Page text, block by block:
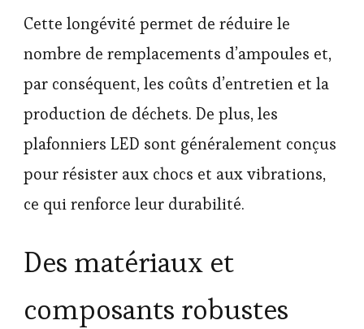
Cette longévité permet de réduire le
nombre de remplacements d’ampoules et,
par conséquent, les coûts d’entretien et la
production de déchets. De plus, les
plafonniers LED sont généralement conçus
pour résister aux chocs et aux vibrations,
ce qui renforce leur durabilité.
Des matériaux et
composants robustes